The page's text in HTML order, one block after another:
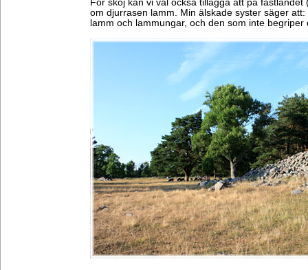
För skoj kan vi väl också tillägga att på
om djurrasen lamm. Min älskade syster säger
lamm och lammungar, och den som inte